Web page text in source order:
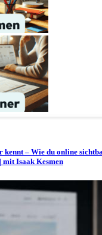
kennt – Wie du online
Isaak Kesmen